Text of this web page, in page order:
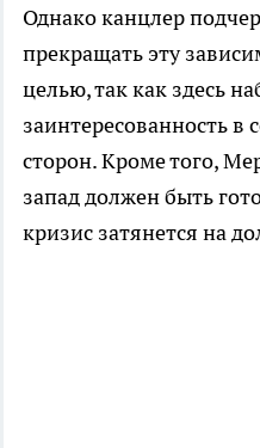
Однако канцлер
прекращать эту
целью, так как здесь
заинтересованность в
сторон. Кроме того,
запад должен быть
кризис затянется на